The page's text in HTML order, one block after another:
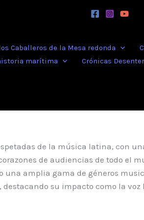
Caballeros de la Mesa redonda
marítima
Crónicas
de la música latina, con
de audiencias de todo el
amplia gama de géneros
su impacto como la